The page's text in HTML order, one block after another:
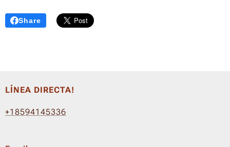
Share
LÍNEA DIRECTA!
+18594145336